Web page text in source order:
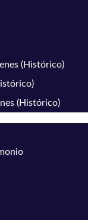
(Histórico)
(Histórico)